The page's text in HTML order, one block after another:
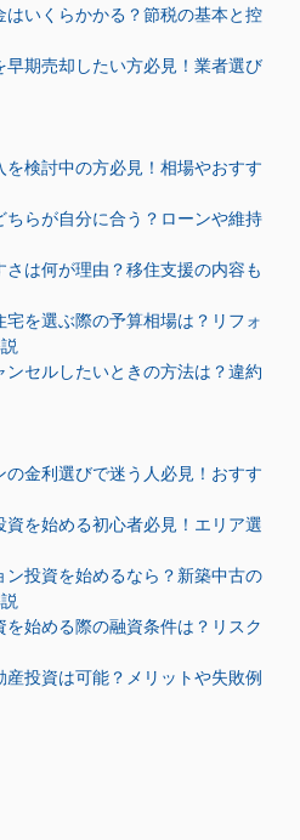
はいくらかかる？節税の基本と控
早期売却したい方必見！業者選び
を検討中の方必見！相場やおすす
ちらが自分に合う？ローンや維持
さは何が理由？移住支援の内容も
宅を選ぶ際の予算相場は？リフォ
ンセルしたいときの方法は？違約
の金利選びで迷う人必見！おすす
資を始める初心者必見！エリア選
ン投資を始めるなら？新築中古の
を始める際の融資条件は？リスク
投資は可能？メリットや失敗例